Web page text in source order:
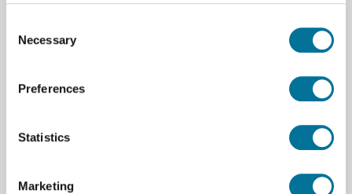
Selection
Necessary
Preferences
Statistics
Marketing
Merk